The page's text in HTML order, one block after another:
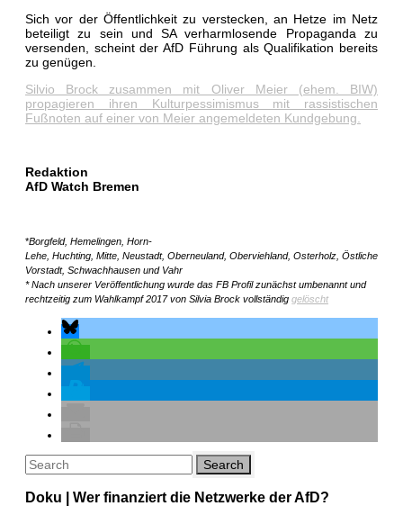
Sich vor der Öffentlichkeit zu verstecken, an Hetze im Netz
beteiligt zu sein und SA verharmlosende Propaganda zu
versenden, scheint der AfD Führung als Qualifikation bereits
zu genügen.
Silvio Brock zusammen mit Oliver Meier (ehem. BIW)
propagieren ihren Kulturpessimismus mit rassistischen
Fußnoten auf einer von Meier angemeldeten Kundgebung.
Redaktion
AfD Watch Bremen
*Borgfeld, Hemelingen, Horn-
Lehe, Huchting, Mitte, Neustadt, Oberneuland, Oberviehland, Osterholz, Östliche
Vorstadt, Schwachhausen und Vahr
* Nach unserer Veröffentlichung wurde das FB Profil zunächst umbenannt und
rechtzeitig zum Wahlkampf 2017 von Silvia Brock vollständig gelöscht
Doku | Wer finanziert die Netzwerke der AfD?